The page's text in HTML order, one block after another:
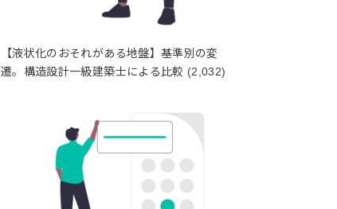
【液状化のおそれがある地盤】基準別の変
遷。構造設計一級建築士による比較 (2,032)